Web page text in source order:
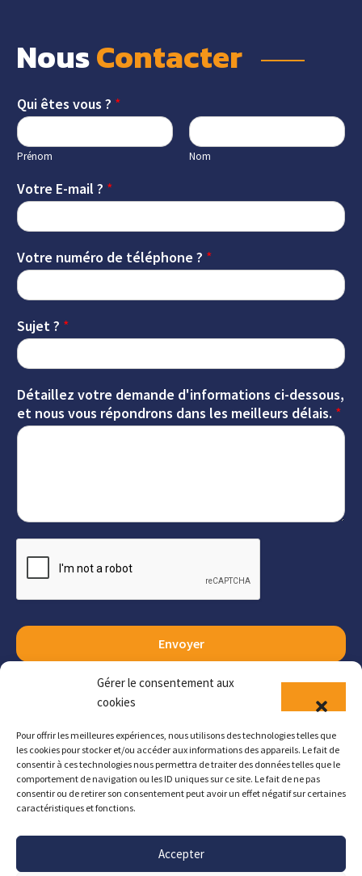
Gérer le consentement aux
cookies
Pour offrir les meilleures expériences, nous utilisons des technologies telles que
les cookies pour stocker et/ou accéder aux informations des appareils. Le fait de
consentir à ces technologies nous permettra de traiter des données telles que le
comportement de navigation ou les ID uniques sur ce site. Le fait de ne pas
consentir ou de retirer son consentement peut avoir un effet négatif sur certaines
caractéristiques et fonctions.
Accepter
Nous Contacter
Qui êtes vous ? *
Prénom Nom
Votre E-mail ? *
Votre numéro de téléphone ? *
Sujet ? *
Détaillez votre demande d'informations ci-dessous,
et nous vous répondrons dans les meilleurs délais. *
Envoyer
Copyright©2026 CDG58–Tous droits réservés –
CréationMycom
Mentions légales
Contactez-nous